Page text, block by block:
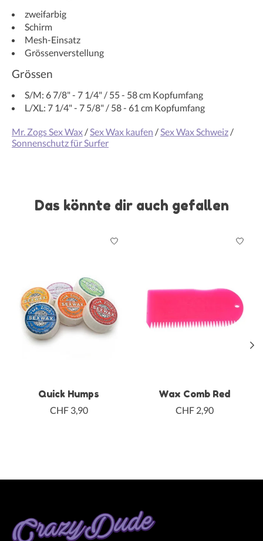
zweifarbig
Schirm
Mesh-Einsatz
Grössenverstellung
Grössen
S/M: 6 7/8" - 7 1/4" / 55 - 58 cm Kopfumfang
L/XL: 7 1/4" - 7 5/8" / 58 - 61 cm Kopfumfang
Mr. Zogs Sex Wax/Sex Wax kaufen /Sex Wax Schweiz/
Sonnenschutz für Surfer
Das könnte dir auch gefallen
Produkt-Karussell-Artikel
Quick Humps
CHF 3,90
Wax Comb Red
CHF 2,90